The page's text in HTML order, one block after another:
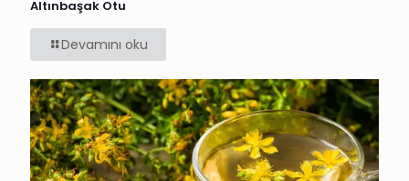
Altınbaşak Otu
Devamını oku